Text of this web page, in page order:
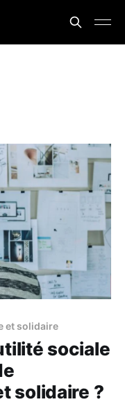
et solidaire
sociale
solidaire ?